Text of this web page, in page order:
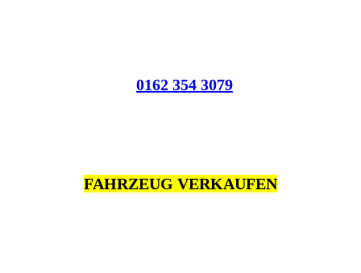
0162 354 3079
FAHRZEUG VERKAUFEN